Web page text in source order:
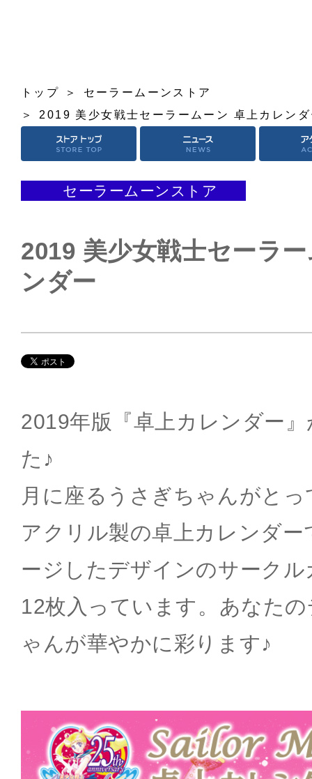
トップ
セーラームーンストア
2019 美少女戦士セーラームーン 卓上カレン
セーラームーンストア
2019 美少女戦士セーラ
ンダー
2019年版『卓上カレンダー
た♪
月に座るうさぎちゃんがと
アクリル製の卓上カレンダ
ージしたデザインのサーク
12枚入っています。あなた
ゃんが華やかに彩ります♪